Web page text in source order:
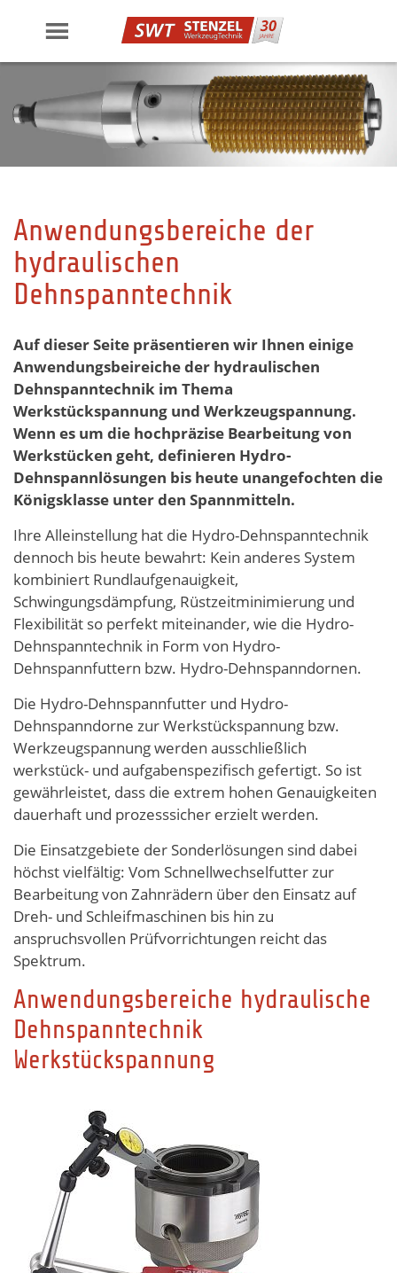
Anwendungsbereiche der
hydraulischen
Dehnspanntechnik
Auf dieser Seite präsentieren wir Ihnen einige
Anwendungsbeireiche der hydraulischen
Dehnspanntechnik im Thema
Werkstückspannung und Werkzeugspannung.
Wenn es um die hochpräzise Bearbeitung von
Werkstücken geht, definieren Hydro-
Dehnspannlösungen bis heute unangefochten die
Königsklasse unter den Spannmitteln.
Ihre Alleinstellung hat die Hydro-Dehnspanntechnik
dennoch bis heute bewahrt: Kein anderes System
kombiniert Rundlaufgenauigkeit,
Schwingungsdämpfung, Rüstzeitminimierung und
Flexibilität so perfekt miteinander, wie die Hydro-
Dehnspanntechnik in Form von Hydro-
Dehnspannfuttern bzw. Hydro-Dehnspanndornen.
Die Hydro-Dehnspannfutter und Hydro-
Dehnspanndorne zur Werkstückspannung bzw.
Werkzeugspannung werden ausschließlich
werkstück- und aufgabenspezifisch gefertigt. So ist
gewährleistet, dass die extrem hohen Genauigkeiten
dauerhaft und prozesssicher erzielt werden.
Die Einsatzgebiete der Sonderlösungen sind dabei
höchst vielfältig: Vom Schnellwechselfutter zur
Bearbeitung von Zahnrädern über den Einsatz auf
Dreh- und Schleifmaschinen bis hin zu
anspruchsvollen Prüfvorrichtungen reicht das
Spektrum.
Anwendungsbereiche hydraulische
Dehnspanntechnik
Werkstückspannung